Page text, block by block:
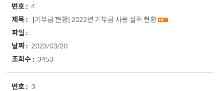
4
[기부금 현황] 2022년 기부금 사용 실적 현황
2023/03/20
3453
3